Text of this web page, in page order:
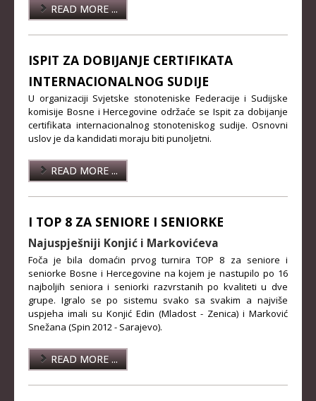
MLAĐE KADETKINJE
NAJMLAĐE KADETKINJE
DOKUMENTI
KALENDARI I RASPOREDI
BILTENI TAKMIČENJA
IZVJEŠTAJI I ZAPISNICI
KLUBOVI
KONTAKT
READ MORE ...
ISPIT ZA DOBIJANJE CERTIFIKATA
INTERNACIONALNOG SUDIJE
U organizaciji Svjetske stonoteniske Federacije i Sudijske
komisije Bosne i Hercegovine održaće se Ispit za dobijanje
certifikata internacionalnog stonoteniskog sudije. Osnovni
uslov je da kandidati moraju biti punoljetni.
READ MORE ...
I TOP 8 ZA SENIORE I SENIORKE
Najuspješniji Konjić i Markovićeva
Foča je bila domaćin prvog turnira TOP 8 za seniore i
seniorke Bosne i Hercegovine na kojem je nastupilo po 16
najboljih seniora i seniorki razvrstanih po kvaliteti u dve
grupe. Igralo se po sistemu svako sa svakim a najviše
uspjeha imali su Konjić Edin (Mladost - Zenica) i Marković
Snežana (Spin 2012 - Sarajevo).
READ MORE ...